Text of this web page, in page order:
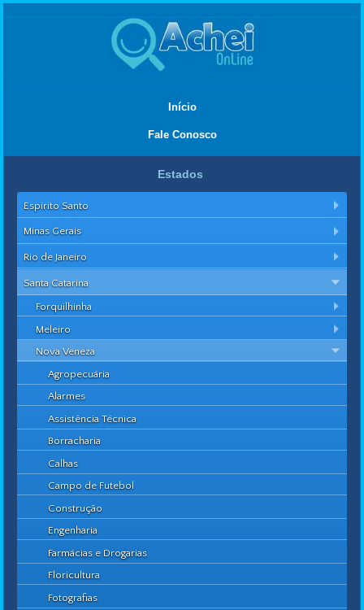
Início
Fale Conosco
Estados
Espírito Santo
Minas Gerais
Rio de Janeiro
Santa Catarina
Forquilhinha
Meleiro
Nova Veneza
Agropecuária
Alarmes
Assistência Técnica
Borracharia
Calhas
Campo de Futebol
Construção
Engenharia
Farmácias e Drogarias
Floricultura
Fotografias